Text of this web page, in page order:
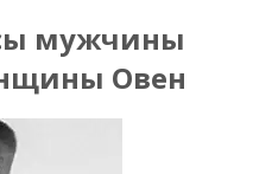
мужчины
Овен